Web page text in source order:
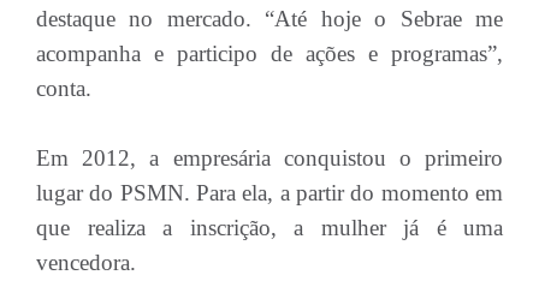
destaque no mercado. “Até hoje o Sebrae me
acompanha e participo de ações e programas”,
conta.
Em 2012, a empresária conquistou o primeiro
lugar do PSMN. Para ela, a partir do momento em
que realiza a inscrição, a mulher já é uma
vencedora.